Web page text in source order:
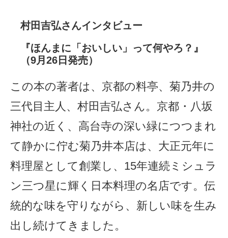
村田吉弘さんインタビュー
『ほんまに「おいしい」って何やろ？』
（9月26日発売）
この本の著者は、京都の料亭、菊乃井の
三代目主人、村田吉弘さん。京都・八坂
神社の近く、高台寺の深い緑につつまれ
て静かに佇む菊乃井本店は、大正元年に
料理屋として創業し、15年連続ミシュラ
ン三つ星に輝く日本料理の名店です。伝
統的な味を守りながら、新しい味を生み
出し続けてきました。